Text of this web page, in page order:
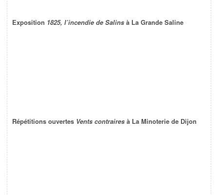
Exposition 1825, l’incendie de Salins à La Grande Saline
Répétitions ouvertes Vents contraires à La Minoterie de Dijon